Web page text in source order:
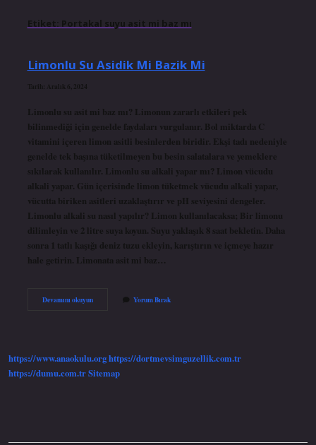
Etiket: Portakal suyu asit mi baz mı
Limonlu Su Asidik Mi Bazik Mi
Tarih: Aralık 6, 2024
Limonlu su asit mi baz mı? Limonun zararlı etkileri pek
bilinmediği için genelde faydaları vurgulanır. Bol miktarda C
vitamini içeren limon asitli besinlerden biridir. Ekşi tadı nedeniyle
genelde tek başına tüketilmeyen bu besin salatalara ve yemeklere
sıkılarak kullanılır. Limonlu su alkali yapar mı? Limon vücudu
alkali yapar. Gün içerisinde limon tüketmek vücudu alkali yapar,
vücutta biriken asitleri uzaklaştırır ve pH seviyesini dengeler.
Limonlu alkali su nasıl yapılır? Limon kullanılacaksa; Bir limonu
dilimleyin ve 2 litre suya koyun. Suyu yaklaşık 8 saat bekletin. Daha
sonra 1 tatlı kaşığı deniz tuzu ekleyin, karıştırın ve içmeye hazır
hale getirin. Limonata asit mi baz…
Devamını okuyunLimonlu
Yorum Bırak
https://www.anaokulu.orghttps://dortmevsimguzellik.com.tr
https://dumu.com.trSitemap